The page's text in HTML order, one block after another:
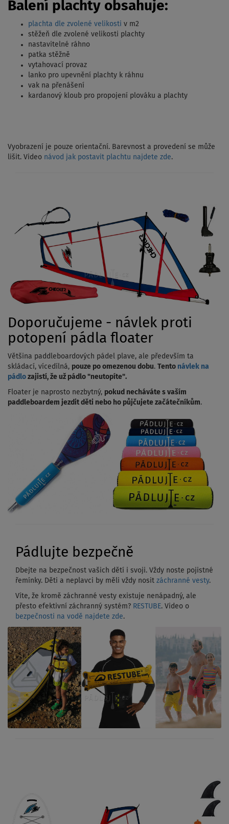
Balení plachty obsahuje:
plachta dle zvolené velikosti v m2
stěžeň dle zvolené velikosti plachty
nastavitelné ráhno
patka stěžně
vytahovací provaz
lanko pro upevnění plachty k ráhnu
vak na přenášení
kardanový kloub pro propojení plováku a plachty
Vyobrazení je pouze orientační. Barevnost a provedení se může
lišit. Video návod jak postavit plachtu najdete zde.
Doporučujeme - návlek proti
potopení pádla floater
Většina paddleboardových pádel plave, ale především ta
skládací, vícedílná, pouze po omezenou dobu. Tento návlek na
pádlo zajistí, že už pádlo "neutopíte".
Floater je naprosto nezbytný, pokud necháváte s vaším
paddleboardem jezdit děti nebo ho půjčujete začátečníkům.
Pádlujte bezpečně
Dbejte na bezpečnost vašich dětí i svoji. Vždy noste pojistné
řemínky. Děti a neplavci by měli vždy nosit záchranné vesty.
Víte, že kromě záchranné vesty existuje nenápadný, ale
přesto efektivní záchranný systém? RESTUBE. Video o
bezpečnosti na vodě najdete zde.